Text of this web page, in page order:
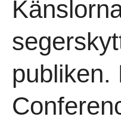
publiken.